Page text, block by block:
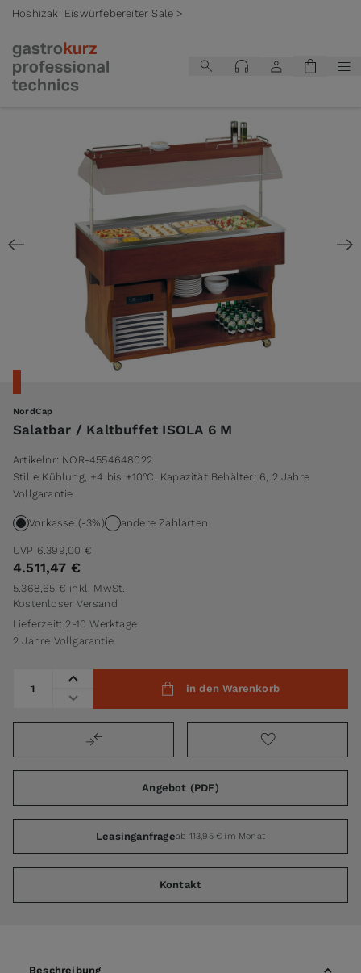
Hoshizaki Eiswürfebereiter Sale >
NordCap
Salatbar / Kaltbuffet ISOLA 6 M
Artikelnr: NOR-4554648022
Stille Kühlung, +4 bis +10°C, Kapazität Behälter: 6, 2 Jahre
Vollgarantie
Vorkasse (-3%) andere Zahlarten
UVP 6.399,00 €
4.511,47 €
5.368,65 € inkl. MwSt.
Kostenloser Versand
Lieferzeit: 2-10 Werktage
2 Jahre Vollgarantie
in den Warenkorb
Angebot (PDF)
Leasinganfrageab 113,95 € im Monat
Kontakt
Beschreibung